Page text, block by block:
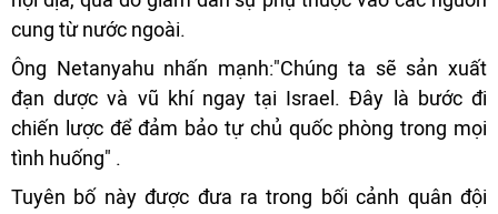
cung từ nước ngoài.
Ông Netanyahu nhấn mạnh:"Chúng ta sẽ sản xuất
đạn dược và vũ khí ngay tại Israel. Đây là bước đi
chiến lược để đảm bảo tự chủ quốc phòng trong mọi
tình huống" .
Tuyên bố này được đưa ra trong bối cảnh quân đội